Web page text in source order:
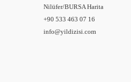
Nilüfer/BURSA Harita
+90 533 463 07 16
info@yildizisi.com